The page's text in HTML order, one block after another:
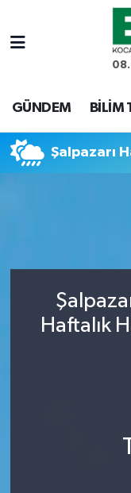
GÜNDEM BİLİM
Şalpazarı
Haftalık
Kocaeli
Kocaeli Hava
Haber Arşivi